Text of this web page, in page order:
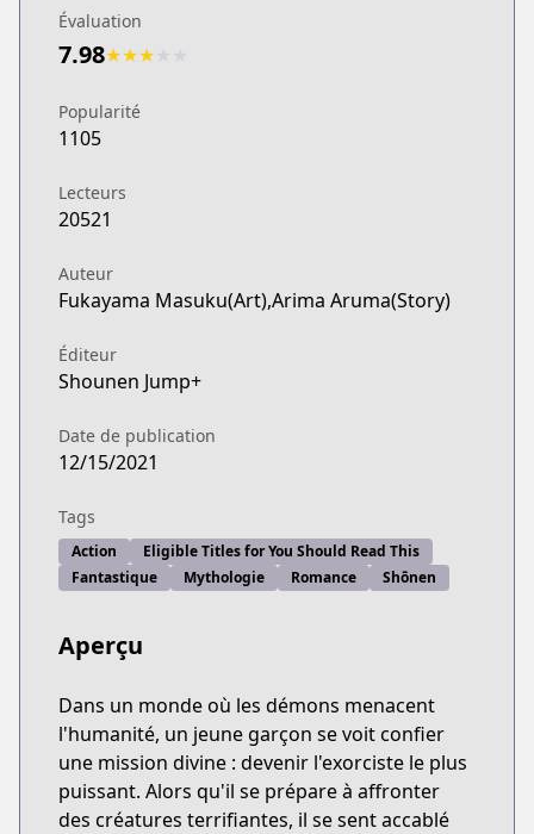
Évaluation
7.98★★★
Popularité
1105
Lecteurs
20521
Auteur
Fukayama Masuku(Art),Arima Aruma(Story)
Éditeur
Shounen Jump+
Date de publication
12/15/2021
Tags
Action
Eligible Titles for You Should Read This
Fantastique
Mythologie Romance Shōnen
Aperçu
Dans un monde où les démons menacent
l'humanité, un jeune garçon se voit confier
une mission divine : devenir l'exorciste le plus
puissant. Alors qu'il se prépare à affronter
des créatures terrifiantes, il se sent accablé